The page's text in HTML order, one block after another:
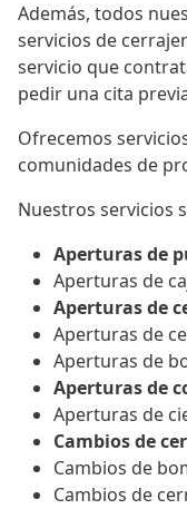
Además, todos
servicios de
servicio que
pedir una cita
Ofrecemos
comunidades de
Nuestros servicios
Aperturas de
Aperturas de
Aperturas de
Aperturas de
Aperturas de
Aperturas de
Aperturas de
Cambios de
Cambios de
Cambios de